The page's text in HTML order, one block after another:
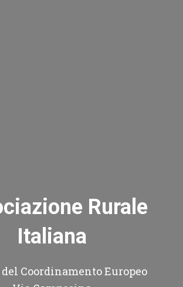
Rurale
Italiana
Coordinamento Europeo